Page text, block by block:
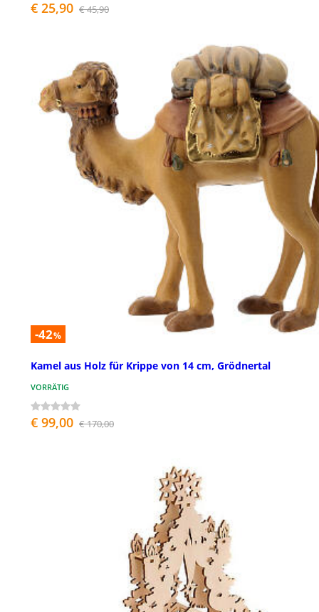
€ 25,90 € 45,90
-42%
Kamel aus Holz für Krippe von 14 cm, Grödnertal
VORRÄTIG
€ 99,00 € 170,00